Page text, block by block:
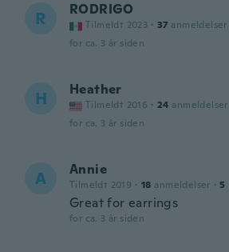
R RODRIGO
Tilmeldt 2023 · 37 anmeldelser
for ca. 3 år siden
H Heather
Tilmeldt 2016 · 24 anmeldelser
for ca. 3 år siden
A Annie
Tilmeldt 2019 · 18 anmeldelser · 5
Great for earrings
for ca. 3 år siden